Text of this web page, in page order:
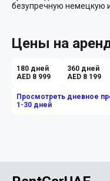
безупречную немецкую
становится вашим
Даби.
Изумрудный
Audi A6 привлекает
словно создана для тех,
Кожаный салон
Цены на
180 дней
AED 8 999
360 дней
AED 8 199
Просмотреть дневное
1-30 дней